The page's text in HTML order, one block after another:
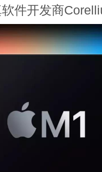
件开发商